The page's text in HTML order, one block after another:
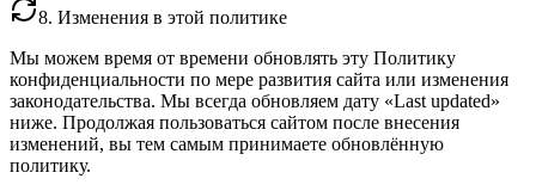
8. Изменения в этой политике
Мы можем время от времени обновлять эту Политику
конфиденциальности по мере развития сайта или изменения
законодательства. Мы всегда обновляем дату «Last updated»
ниже. Продолжая пользоваться сайтом после внесения
изменений, вы тем самым принимаете обновлённую
политику.